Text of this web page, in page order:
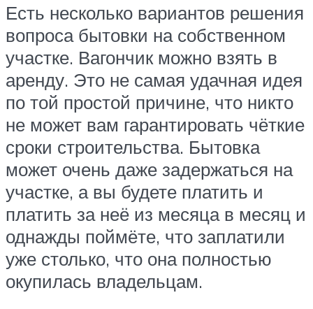
Есть несколько вариантов решения
вопроса бытовки на собственном
участке. Вагончик можно взять в
аренду. Это не самая удачная идея
по той простой причине, что никто
не может вам гарантировать чёткие
сроки строительства. Бытовка
может очень даже задержаться на
участке, а вы будете платить и
платить за неё из месяца в месяц и
однажды поймёте, что заплатили
уже столько, что она полностью
окупилась владельцам.